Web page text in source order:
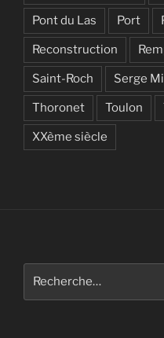
Pont du Las Port
Reconstruction
Saint-Roch Serge
Thoronet Toulon
XXème siècle